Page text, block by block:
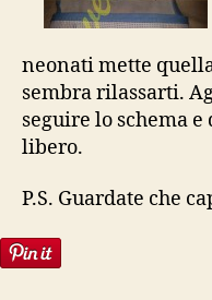
neonati mette
sembra rilassarti.
seguire lo schema
libero.
P.S. Guardate che